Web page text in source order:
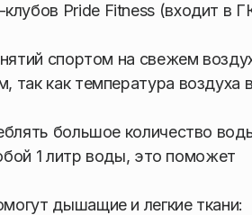
Pride Fitness (входит в
спортом на свежем
так как температура воздуха
большое количество
1 литр воды, это поможет
дышащие и легкие ткани: